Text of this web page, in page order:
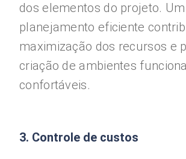
dos elementos do projeto. Um
planejamento eficiente
maximização dos recursos e
criação de ambientes
confortáveis.
3. Controle de custos